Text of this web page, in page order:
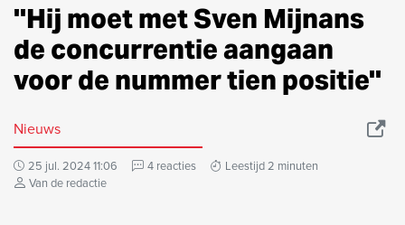
''Hij moet met Sven Mijnans
de concurrentie aangaan
voor de nummer tien positie''
Nieuws
25 jul. 2024 11:06 4 reacties
Leestijd 2 minuten
Van de redactie